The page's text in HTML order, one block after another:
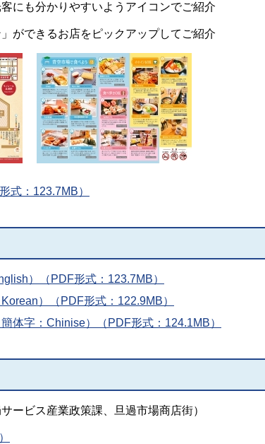
にも分かりやすいようアイコンでご紹介
ができるお店をピックアップしてご紹介
式：123.7MB）
）（PDF形式：123.7MB）
）（PDF形式：122.9MB）
体字：Chinise）（PDF形式：124.1MB）
ービス産業政策課、旦過市場商店街）